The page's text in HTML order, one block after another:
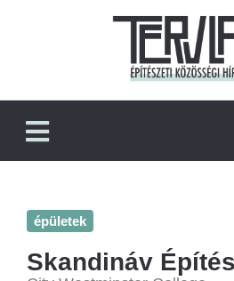
épületek
Skandináv